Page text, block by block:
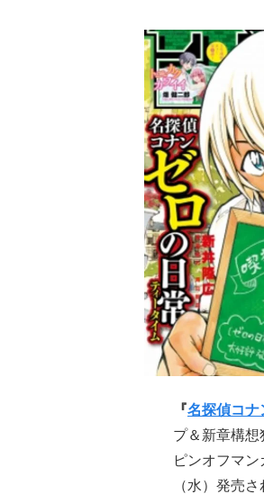
『名探偵コナ
プ＆新章構
ピンオフマン
（水）発売さ